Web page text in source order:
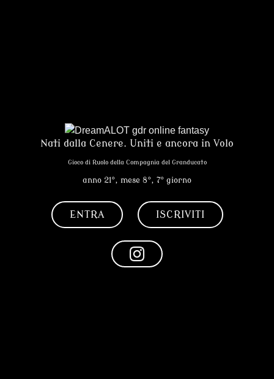
Nati dalla Cenere. Uniti e ancora in Volo
Gioco di Ruolo della Compagnia del Granducato
anno 21°, mese 8°, 7° giorno
ENTRA ISCRIVITI